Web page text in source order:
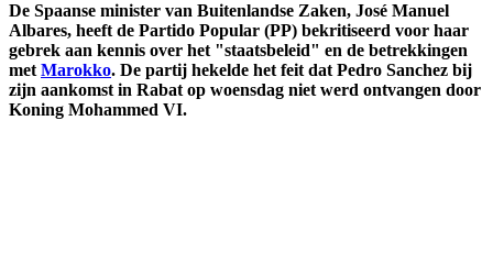
De Spaanse minister van Buitenlandse Zaken, José Manuel
Albares, heeft de Partido Popular (PP) bekritiseerd voor haar
gebrek aan kennis over het "staatsbeleid" en de betrekkingen
met Marokko. De partij hekelde het feit dat Pedro Sanchez bij
zijn aankomst in Rabat op woensdag niet werd ontvangen door
Koning Mohammed VI.